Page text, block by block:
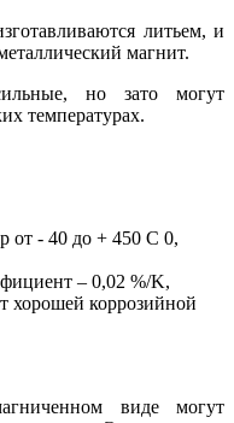
литьем, и
магнит.
но зато могут
температурах.
от - 40 до + 450 С 0,
– 0,02 %/K,
хорошей коррозийной
виде могут